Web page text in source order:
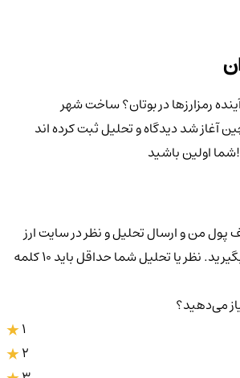
رمزارزها در بوتان؟ ساخت شهر
آغاز شددیدگاه و تحلیل ثبت کرده اند
اولین باشید
پول من و ارسال تحلیل و نظر در سایت ارز
دیجیتال رایگان هدیه بگیرید. نظر یا تحلیل شما حداقل باید ۱۰ کلمه
می‌دهید؟